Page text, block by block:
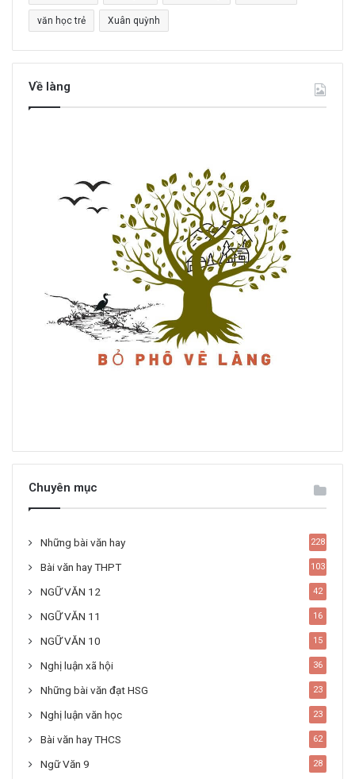
văn học trẻ Xuân quỳnh
Về làng
Chuyên mục
Những bài văn hay 228
Bài văn hay THPT 103
NGỮ VĂN 12 42
NGỮ VĂN 11 16
NGỮ VĂN 10 15
Nghị luận xã hội 36
Những bài văn đạt HSG 23
Nghị luận văn học 23
Bài văn hay THCS 62
Ngữ Văn 9 28